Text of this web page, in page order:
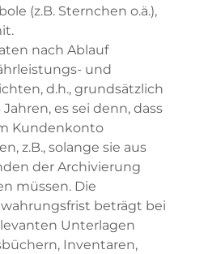
(z.B. Sternchen o.ä.),
nach Ablauf
und
d.h., grundsätzlich
es sei denn, dass
Kundenkonto
z.B., solange sie aus
der Archivierung
müssen. Die
beträgt bei
Unterlagen
Inventaren,